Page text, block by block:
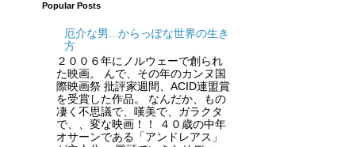
Popular Posts
厄介な男...からっぽな世界の生き
方
２００６年にノルウェーで創られ
た映画。 んで、その年のカンヌ国
際映画祭 批評家週間、ACID連盟賞
を受賞した作品。 なんだか、もの
凄く不思議で、嘆美で、ガラクタ
で、、変な映画！！ ４０歳の中年
オサーンである「アンドレアス」